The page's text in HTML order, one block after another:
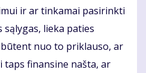
ir ar tinkamai pasirinkti
lieka paties
nuo to priklauso, ar
taps finansine našta, ar